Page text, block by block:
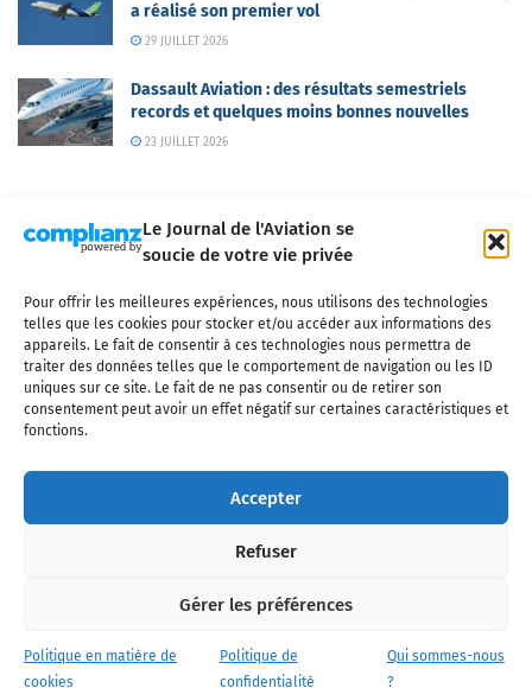
Le Journal de l'Aviation se
soucie de votre vie privée
Pour offrir les meilleures expériences, nous utilisons des technologies
telles que les cookies pour stocker et/ou accéder aux informations des
appareils. Le fait de consentir à ces technologies nous permettra de
traiter des données telles que le comportement de navigation ou les ID
uniques sur ce site. Le fait de ne pas consentir ou de retirer son
consentement peut avoir un effet négatif sur certaines caractéristiques et
fonctions.
Accepter
Refuser
Gérer les préférences
Politique en matière de
cookies
Politique de
confidentialité
Qui sommes-nous
?
a réalisé son premier vol
29 JUILLET 2026
Dassault Aviation : des résultats semestriels
records et quelques moins bonnes nouvelles
23 JUILLET 2026
Qui sommes-nous ? Nous contacter
Partenaires
Mentions légales
CGV Politique de confidentialité Cookies
l'industrie aéronautique, l'aviation commerciale, l'aviation d'affaires, les
civils, l'aéronautique de défense et l'industrie spatiale. Toute reproduction,
interdite sans autorisation écrite spécifique du Journal de l’Aviation.